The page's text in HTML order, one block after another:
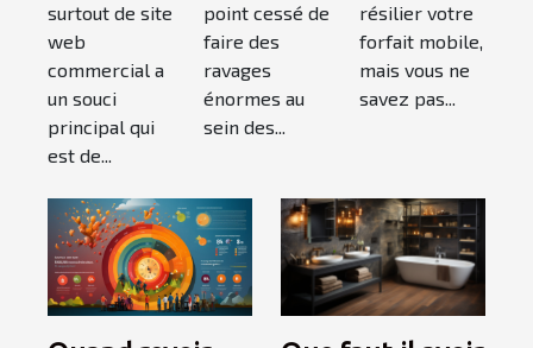
surtout de site
web
commercial a
un souci
principal qui
est de...
point cessé de
faire des
ravages
énormes au
sein des...
résilier votre
forfait mobile,
mais vous ne
savez pas...